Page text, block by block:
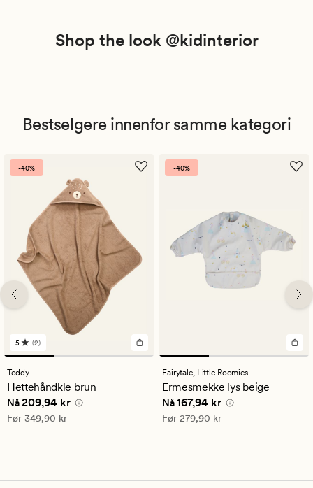
Shop the look @kidinterior
Bestselgere innenfor samme kategori
-40%
2
anmeldelser
med
en
gjennomsnittlig
vurdering
på
5
5 (2)
Teddy
Hettehåndkle brun
Nåværende pris
Nå209,94 kr
Vanlig pris 349,90 kr
Før349,90 kr
-40%
Fairytale, Little Roomies
Ermesmekke lys beige
Nåværende pris
Nå167,94 kr
Vanlig pris 279,90 kr
Før279,90 kr